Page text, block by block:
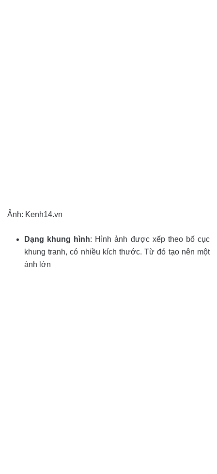
Ảnh: Kenh14.vn
Dạng khung hình: Hình ảnh được xếp theo bố cục
khung tranh, có nhiều kích thước. Từ đó tạo nên một
ảnh lớn